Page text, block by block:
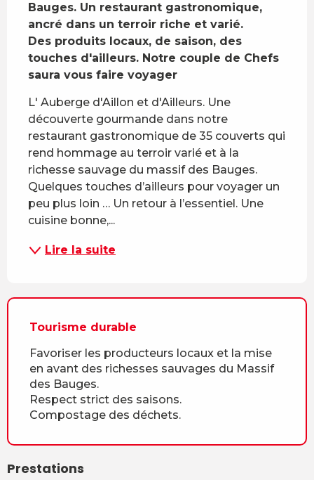
Bauges. Un restaurant gastronomique,
ancré dans un terroir riche et varié.
Des produits locaux, de saison, des
touches d'ailleurs. Notre couple de Chefs
saura vous faire voyager
L' Auberge d'Aillon et d'Ailleurs. Une
découverte gourmande dans notre
restaurant gastronomique de 35 couverts qui
rend hommage au terroir varié et à la
richesse sauvage du massif des Bauges.
Quelques touches d’ailleurs pour voyager un
peu plus loin … Un retour à l’essentiel. Une
cuisine bonne,...
Lire la suite
Tourisme durable
Favoriser les producteurs locaux et la mise
en avant des richesses sauvages du Massif
des Bauges.
Respect strict des saisons.
Compostage des déchets.
Prestations